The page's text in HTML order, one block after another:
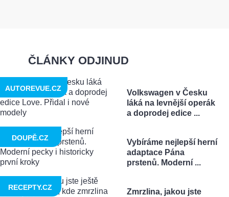
ČLÁNKY ODJINUD
Volkswagen v Česku
láká na levnější operák
a doprodej edice ...
AUTOREVUE.CZ
Vybíráme nejlepší herní
adaptace Pána
prstenů. Moderní ...
DOUPĚ.CZ
Zmrzlina, jakou jste
RECEPTY.CZ